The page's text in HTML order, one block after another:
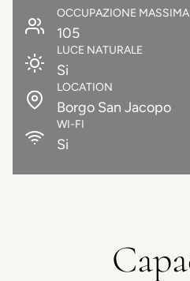
OCCUPAZIONE MASSIMA
105
LUCE NATURALE
Si
LOCATION
Borgo San Jacopo
WI-FI
Si